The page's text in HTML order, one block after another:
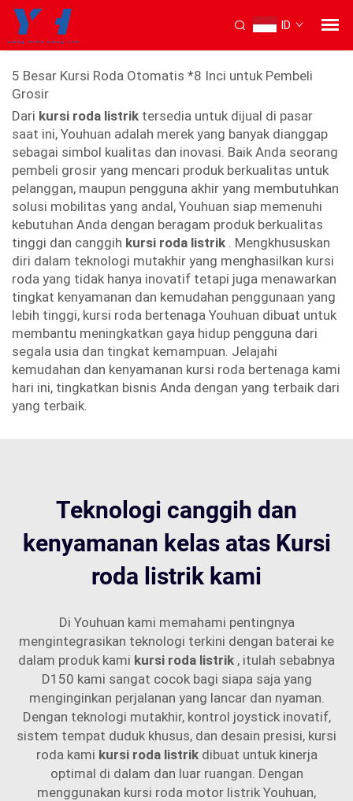
ID
Kursi roda otomatis terbaik
5 Besar Kursi Roda Otomatis *8 Inci untuk Pembeli
Grosir
Dari kursi roda listrik tersedia untuk dijual di pasar
saat ini, Youhuan adalah merek yang banyak dianggap
sebagai simbol kualitas dan inovasi. Baik Anda seorang
pembeli grosir yang mencari produk berkualitas untuk
pelanggan, maupun pengguna akhir yang membutuhkan
solusi mobilitas yang andal, Youhuan siap memenuhi
kebutuhan Anda dengan beragam produk berkualitas
tinggi dan canggih kursi roda listrik . Mengkhususkan
diri dalam teknologi mutakhir yang menghasilkan kursi
roda yang tidak hanya inovatif tetapi juga menawarkan
tingkat kenyamanan dan kemudahan penggunaan yang
lebih tinggi, kursi roda bertenaga Youhuan dibuat untuk
membantu meningkatkan gaya hidup pengguna dari
segala usia dan tingkat kemampuan. Jelajahi
kemudahan dan kenyamanan kursi roda bertenaga kami
hari ini, tingkatkan bisnis Anda dengan yang terbaik dari
yang terbaik.
Teknologi canggih dan
kenyamanan kelas atas Kursi
roda listrik kami
Di Youhuan kami memahami pentingnya
mengintegrasikan teknologi terkini dengan baterai ke
dalam produk kami kursi roda listrik , itulah sebabnya
D150 kami sangat cocok bagi siapa saja yang
menginginkan perjalanan yang lancar dan nyaman.
Dengan teknologi mutakhir, kontrol joystick inovatif,
sistem tempat duduk khusus, dan desain presisi, kursi
roda kami kursi roda listrik dibuat untuk kinerja
optimal di dalam dan luar ruangan. Dengan
menggunakan kursi roda motor listrik Youhuan,